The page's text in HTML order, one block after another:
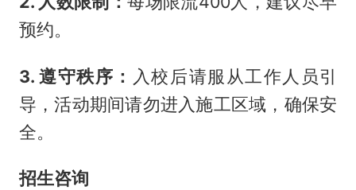
预约。
3. 遵守秩序： 入校后请服从工作人员引
导，活动期间请勿进入施工区域，确保安
全。
招生咨询